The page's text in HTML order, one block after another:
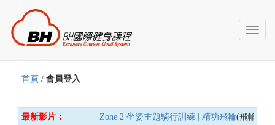
Toggle
首頁 / 會員登入
最新影片： Zone 2 坐姿主題騎行訓練 | 精功飛輪(飛輪車